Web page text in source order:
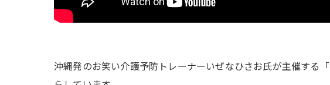
沖縄発のお笑い介護予防トレーナーいぜなひさお氏が主催する